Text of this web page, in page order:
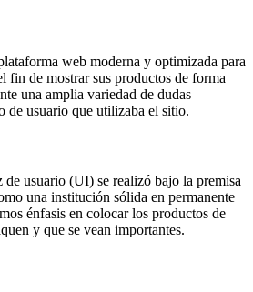
web moderna y optimizada para
fin de mostrar sus productos de forma
una amplia variedad de dudas
de usuario que utilizaba el sitio.
de usuario (UI) se realizó bajo la premisa
una institución sólida en permanente
énfasis en colocar los productos de
y que se vean importantes.